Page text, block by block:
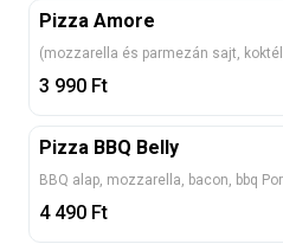
Pizza Amore
3 990 Ft
Pizza BBQ Belly
4 490 Ft